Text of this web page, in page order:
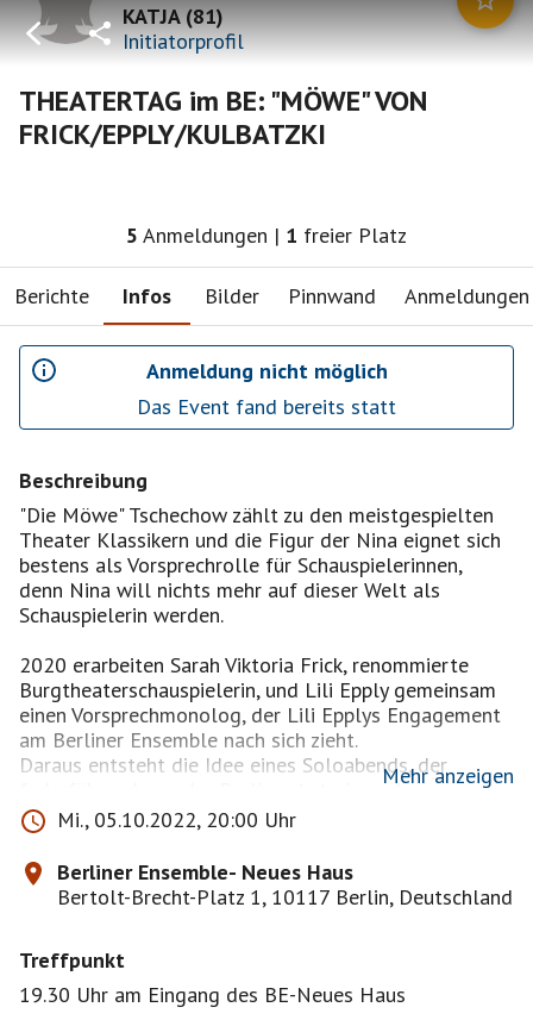
KATJA(81)
Initiatorprofil
THEATERTAG im BE: "MÖWE" VON
FRICK/EPPLY/KULBATZKI
5 Anmeldungen | 1 freier Platz
Berichte Infos Bilder Pinnwand Anmeldungen
Anmeldung nicht möglich
Das Event fand bereits statt
Beschreibung
"Die Möwe" Tschechow zählt zu den meistgespielten
Theater Klassikern und die Figur der Nina eignet sich
bestens als Vorsprechrolle für Schauspielerinnen,
denn Nina will nichts mehr auf dieser Welt als
Schauspielerin werden.
2020 erarbeiten Sarah Viktoria Frick, renommierte
Burgtheaterschauspielerin, und Lili Epply gemeinsam
einen Vorsprechmonolog, der Lili Epplys Engagement
am Berliner Ensemble nach sich zieht.
Daraus entsteht die Idee eines Soloabends, der
federführend von der Berliner Autorin und
Schauspielerin Anne Kulbatzki begleitet wird.
„Ich bin eine Möwe“ sagt Tschechows Nina; die
gegenwärtige Nina, gespielt von Lili
Epply, sucht jenseits aller Fremdzuschreibungen nach
Geschichte zu gewinnen, indem sie offen
siv mit dem Blick der Zuschauenden spielt. An diesem
Abend geht es also um nichts
Mehr anzeigen
Mi., 05.10.2022, 20:00 Uhr
Berliner Ensemble- Neues Haus
Bertolt-Brecht-Platz 1, 10117 Berlin, Deutschland
Treffpunkt
19.30 Uhr am Eingang des BE-Neues Haus